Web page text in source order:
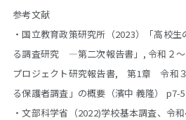
参考文献
・国立教育政策研究所（2023）「高校
る調査研究 ―第二次報告書」, 令和２
プロジェクト研究報告書, 第1章 令和
る保護者調査」の概要（濱中 義隆） p7-
・文部科学省（2022)学校基本調査、令